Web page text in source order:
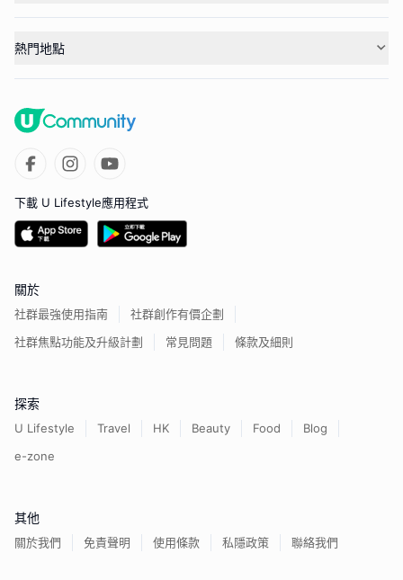
熱門地點
下載 U Lifestyle應用程式
關於
社群最強使用指南
社群創作有價企劃
社群焦點功能及升級計劃
常見問題 條款及細則
探索
U Lifestyle Travel HK Beauty Food
Blog
e-zone
其他
關於我們 免責聲明 使用條款 私隱政策 聯絡我們